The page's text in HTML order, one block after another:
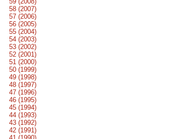
58 (2007)
57 (2006)
56 (2005)
55 (2004)
54 (2003)
53 (2002)
52 (2001)
51 (2000)
50 (1999)
49 (1998)
48 (1997)
47 (1996)
46 (1995)
45 (1994)
44 (1993)
43 (1992)
42 (1991)